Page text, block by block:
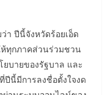
า ปีนี้จังหวัดร้อยเอ็ด
ห้ทุกภาคส่วนร่วมชวน
ยบายของรัฐบาล และ
นี้มีการลงชื่อตั้งใจงด